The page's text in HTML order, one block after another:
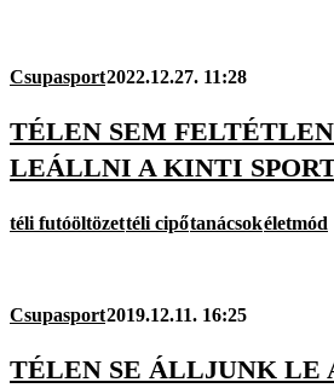
Csupasport2022.12.27. 11:28
TÉLEN SEM
LEÁLLNI A KINTI
téli futóöltözettéli cipőtanácsokéletmód
Csupasport2019.12.11. 16:25
TÉLEN SE ÁLLJUNK LE